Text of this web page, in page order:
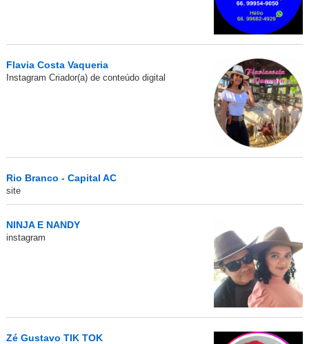
Flavia Costa Vaqueria
Instagram Criador(a) de conteúdo digital
Rio Branco - Capital AC
site
NINJA E NANDY
instagram
Zé Gustavo TIK TOK